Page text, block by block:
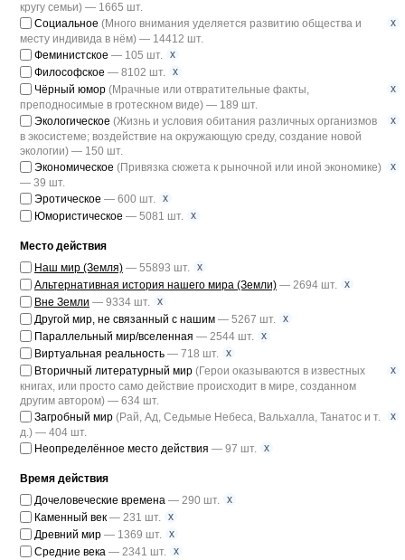
кругу семьи) — 1665 шт.
Социальное (Много внимания уделяется развитию общества и
месту индивида в нём) — 14412 шт.
x
Феминистское — 105 шт. x
Философское — 8102 шт. x
Чёрный юмор (Мрачные или отвратительные факты,
преподносимые в гротескном виде) — 189 шт.
x
Экологическое (Жизнь и условия обитания различных организмов
в экосистеме; воздействие на окружающую среду, создание новой
экологии) — 150 шт.
x
Экономическое (Привязка сюжета к рыночной или иной экономике)
— 39 шт.
x
Эротическое — 600 шт. x
Юмористическое — 5081 шт. x
Место действия
Наш мир (Земля) — 55893 шт. x
Альтернативная история нашего мира (Земли) — 2694 шт. x
Вне Земли — 9334 шт. x
Другой мир, не связанный с нашим — 5267 шт. x
Параллельный мир/вселенная — 2544 шт. x
Виртуальная реальность — 718 шт. x
Вторичный литературный мир (Герои оказываются в известных
книгах, или просто само действие происходит в мире, созданном
другим автором) — 634 шт.
x
Загробный мир (Рай, Ад, Седьмые Небеса, Вальхалла, Танатос и т.
д.) — 404 шт.
x
Неопределённое место действия — 97 шт. x
Время действия
Дочеловеческие времена — 290 шт. x
Каменный век — 231 шт. x
Древний мир — 1369 шт. x
Средние века — 2341 шт. x